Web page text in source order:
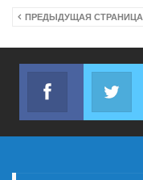
ПРЕДЫДУЩАЯ СТРАНИЦА
Facebook
Join us on